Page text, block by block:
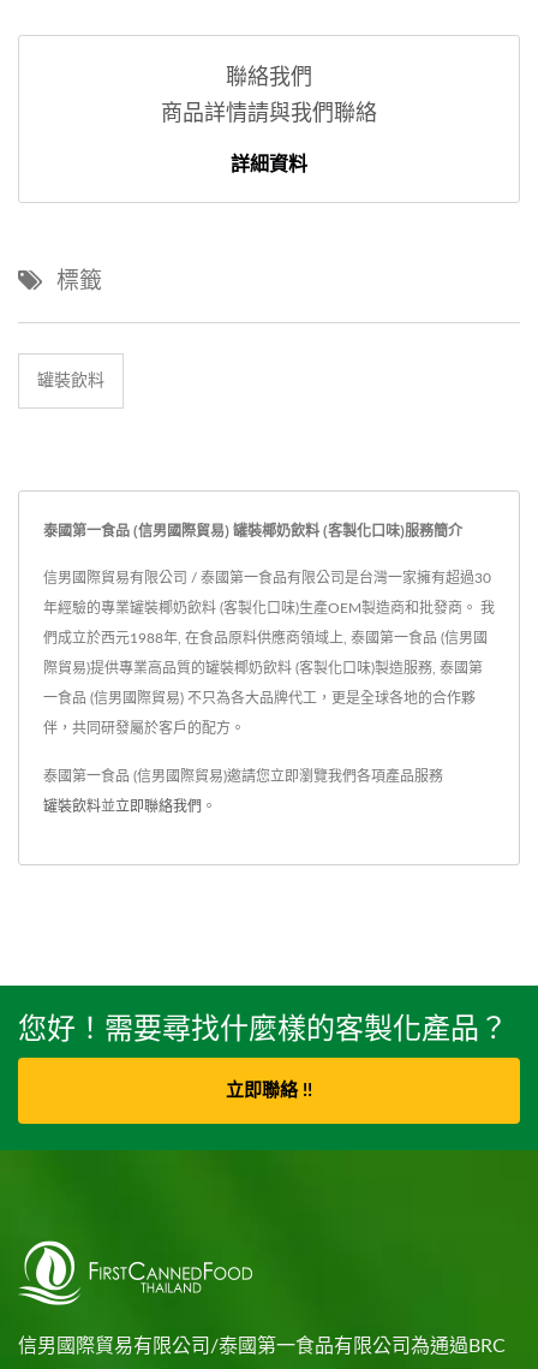
聯絡我們
商品詳情請與我們聯絡
詳細資料
標籤
罐裝飲料
泰國第一食品 (信男國際貿易) 罐裝椰奶飲料 (客製化口味)服務簡介
信男國際貿易有限公司 / 泰國第一食品有限公司是台灣一家擁有超過30
年經驗的專業罐裝椰奶飲料 (客製化口味)生產OEM製造商和批發商。 我
們成立於西元1988年, 在食品原料供應商領域上, 泰國第一食品 (信男國
際貿易)提供專業高品質的罐裝椰奶飲料 (客製化口味)製造服務, 泰國第
一食品 (信男國際貿易) 不只為各大品牌代工，更是全球各地的合作夥
伴，共同研發屬於客戶的配方。
泰國第一食品 (信男國際貿易)邀請您立即瀏覽我們各項產品服務
罐裝飲料並 立即聯絡我們 。
您好！需要尋找什麼樣的客製化產品？
立即聯絡 !!
信男國際貿易有限公司/泰國第一食品有限公司為通過BRC